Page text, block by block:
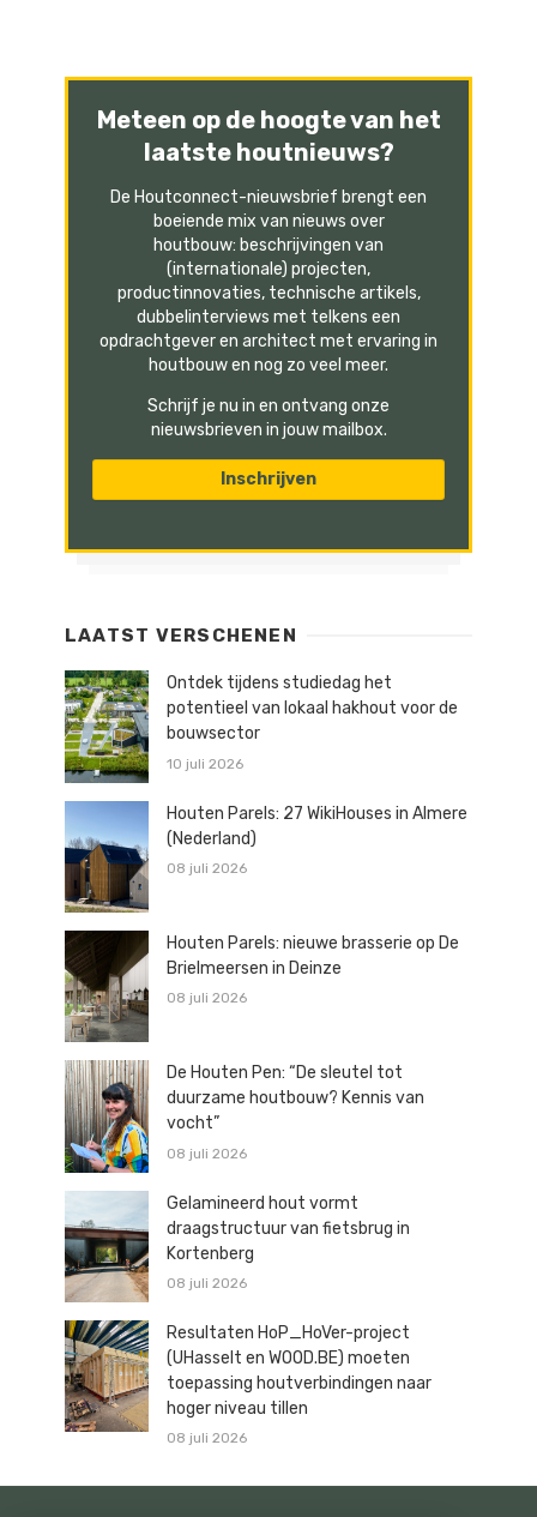
Meteen op de hoogte van het
laatste houtnieuws?
De Houtconnect-nieuwsbrief brengt een
boeiende mix van nieuws over
houtbouw: beschrijvingen van
(internationale) projecten,
productinnovaties, technische artikels,
dubbelinterviews met telkens een
opdrachtgever en architect met ervaring in
houtbouw en nog zo veel meer.
Schrijf je nu in en ontvang onze
nieuwsbrieven in jouw mailbox.
LAATST VERSCHENEN
Ontdek tijdens studiedag het
potentieel van lokaal hakhout voor de
bouwsector
10 juli 2026
Houten Parels: 27 WikiHouses in Almere
(Nederland)
08 juli 2026
Houten Parels: nieuwe brasserie op De
Brielmeersen in Deinze
08 juli 2026
De Houten Pen: “De sleutel tot
duurzame houtbouw? Kennis van
vocht”
08 juli 2026
Gelamineerd hout vormt
draagstructuur van fietsbrug in
Kortenberg
08 juli 2026
Resultaten HoP_HoVer-project
(UHasselt en WOOD.BE) moeten
toepassing houtverbindingen naar
hoger niveau tillen
08 juli 2026